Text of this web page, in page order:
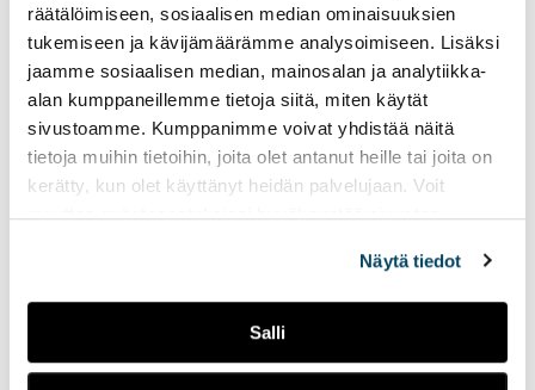
räätälöimiseen, sosiaalisen median ominaisuuksien
tukemiseen ja kävijämäärämme analysoimiseen. Lisäksi
jaamme sosiaalisen median, mainosalan ja analytiikka-
alan kumppaneillemme tietoja siitä, miten käytät
sivustoamme. Kumppanimme voivat yhdistää näitä
tietoja muihin tietoihin, joita olet antanut heille tai joita on
kerätty, kun olet käyttänyt heidän palvelujaan. Voit
muuttaa evästeasetuksiesi hyväksyntää sivuston
Näytä tiedot
Salli
Ongelmalähtöinen
projektioppiminen on avain
kiertotalouteen